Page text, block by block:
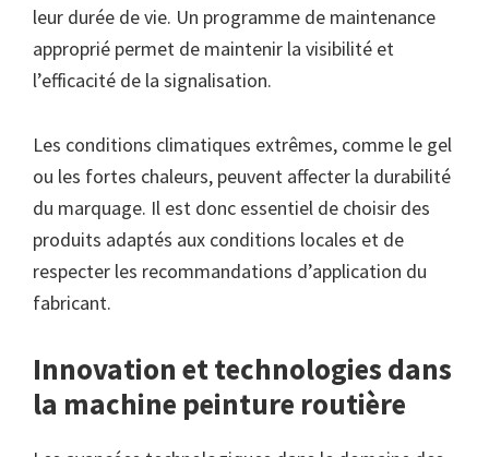
leur durée de vie. Un programme de maintenance
approprié permet de maintenir la visibilité et
l’efficacité de la signalisation.
Les conditions climatiques extrêmes, comme le gel
ou les fortes chaleurs, peuvent affecter la durabilité
du marquage. Il est donc essentiel de choisir des
produits adaptés aux conditions locales et de
respecter les recommandations d’application du
fabricant.
Innovation et technologies dans
la machine peinture routière